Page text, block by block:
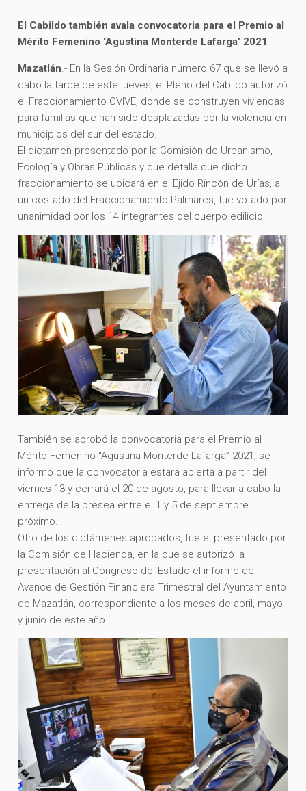
El Cabildo también avala convocatoria para el Premio al
Mérito Femenino ‘Agustina Monterde Lafarga’ 2021
Mazatlán.- En la Sesión Ordinaria número 67 que se llevó a
cabo la tarde de este jueves, el Pleno del Cabildo autorizó
el Fraccionamiento CVIVE, donde se construyen viviendas
para familias que han sido desplazadas por la violencia en
municipios del sur del estado.
El dictamen presentado por la Comisión de Urbanismo,
Ecología y Obras Públicas y que detalla que dicho
fraccionamiento se ubicará en el Ejido Rincón de Urías, a
un costado del Fraccionamiento Palmares, fue votado por
unanimidad por los 14 integrantes del cuerpo edilicio.
También se aprobó la convocatoria para el Premio al
Mérito Femenino “Agustina Monterde Lafarga” 2021; se
informó que la convocatoria estará abierta a partir del
viernes 13 y cerrará el 20 de agosto, para llevar a cabo la
entrega de la presea entre el 1 y 5 de septiembre
próximo.
Otro de los dictámenes aprobados, fue el presentado por
la Comisión de Hacienda, en la que se autorizó la
presentación al Congreso del Estado el informe de
Avance de Gestión Financiera Trimestral del Ayuntamiento
de Mazatlán, correspondiente a los meses de abril, mayo
y junio de este año.